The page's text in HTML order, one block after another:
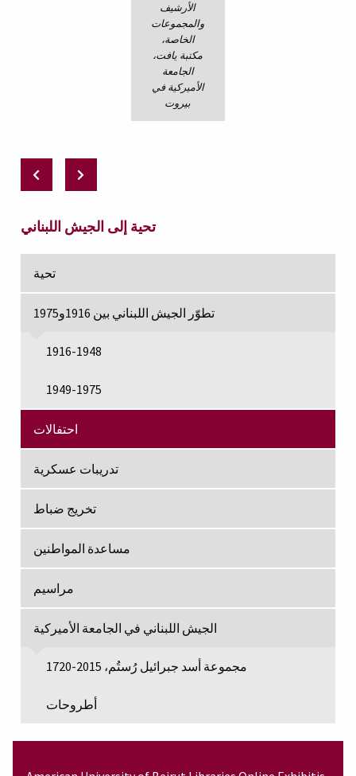
تحية إلى الجيش اللبناني
تحية
تطوّر الجيش اللبناني بين 1916و1975
1916-1948
1949-1975
احتفالات
تدريبات عسكرية
تخريج ضباط
مساعدة المواطنين
مراسيم
الجيش اللبناني في الجامعة الأميركية
مجموعة أسد جبرائيل رُستُم، 2015-1720
أطروحات
الأرشيف
والمجموعات
الخاصة،
مكتبة يافت،
الجامعة
الأميركية في
بيروت